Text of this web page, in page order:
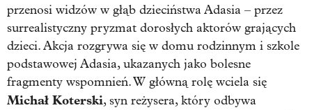
przenosi widzów w głąb dzieciństwa Adasia – przez
surrealistyczny pryzmat dorosłych aktorów grających
dzieci. Akcja rozgrywa się w domu rodzinnym i szkole
podstawowej Adasia, ukazanych jako bolesne
fragmenty wspomnień. W główną rolę wciela się
Michał Koterski, syn reżysera, który odbywa